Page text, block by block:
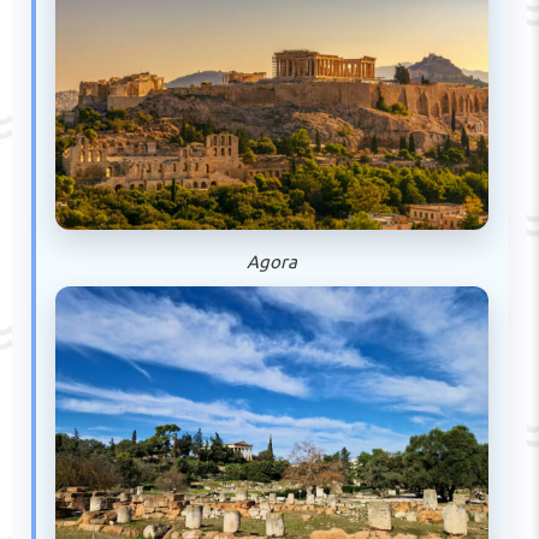
Agora